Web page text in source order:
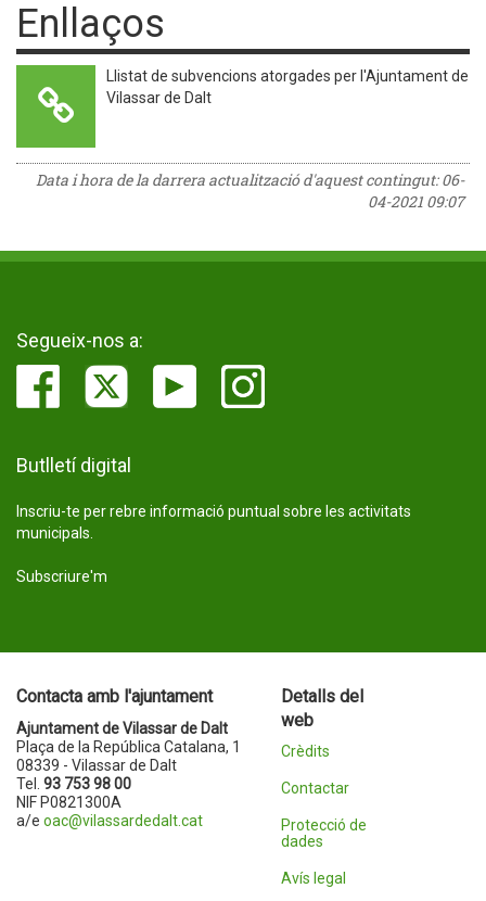
Enllaços
Llistat de subvencions atorgades per l'Ajuntament de
Vilassar de Dalt
Data i hora de la darrera actualització d'aquest contingut:06-
04-2021 09:07
Segueix-nos a:
Butlletí digital
Inscriu-te per rebre informació puntual sobre les activitats
municipals.
Subscriure'm
Contacta amb l'ajuntament
Ajuntament de Vilassar de Dalt
Plaça de la República Catalana, 1
08339 - Vilassar de Dalt
Tel. 93 753 98 00
NIF P0821300A
a/e oac@vilassardedalt.cat
Detalls del
web
Crèdits
Contactar
Protecció de
dades
Avís legal